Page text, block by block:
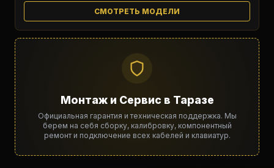
СМОТРЕТЬ МОДЕЛИ
Монтаж и Сервис в Таразе
Официальная гарантия и техническая поддержка. Мы
берем на себя сборку, калибровку, компонентный
ремонт и подключение всех кабелей и клавиатур.